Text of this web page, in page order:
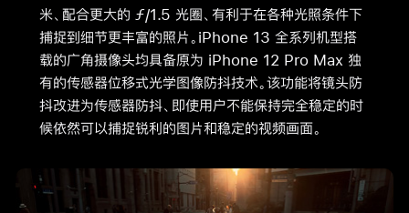
米、配合更大的 ƒ/1.5 光圈、有利于在各种光照条件下
捕捉到细节更丰富的照片。iPhone 13 全系列机型搭
载的广角摄像头均具备原为 iPhone 12 Pro Max 独
有的传感器位移式光学图像防抖技术。该功能将镜头防
抖改进为传感器防抖、即使用户不能保持完全稳定的时
候依然可以捕捉锐利的图片和稳定的视频画面。